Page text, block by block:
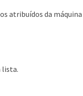
atribuídos da
lista.